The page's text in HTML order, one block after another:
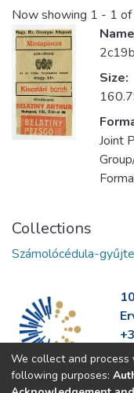
Now showing 1 - 1
Size:
Joint
Collections
Számolócédula-
We collect and
following purposes: